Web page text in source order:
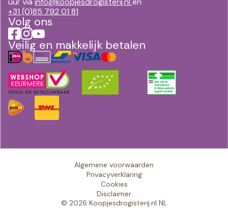
+31 (0)85 792 01 81
Volg ons
Veilig en makkelijk betalen
© 2026 Koopjesdrogisterij.nl NL
Algemene voorwaarden
Privacyverklaring
Cookies
Disclaimer